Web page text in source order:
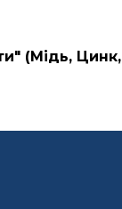
(Мідь, Цинк,